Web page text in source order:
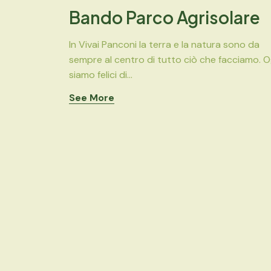
Bando Parco Agrisolare
In Vivai Panconi la terra e la natura sono da
sempre al centro di tutto ciò che facciamo.
siamo felici di...
See More